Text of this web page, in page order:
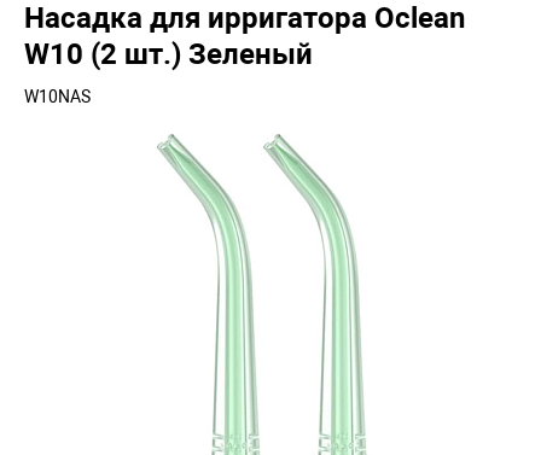
Насадка для ирригатора Oclean
W10 (2 шт.) Зеленый
W10NAS